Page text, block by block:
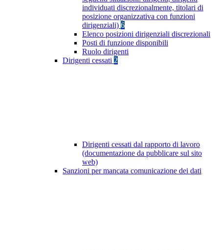
individuati discrezionalmente, titolari di
posizione organizzativa con funzioni
dirigenziali) 6
Elenco posizioni dirigenziali discrezionali
Posti di funzione disponibili
Ruolo dirigenti
Dirigenti cessati 2
Dirigenti cessati dal rapporto di lavoro
(documentazione da pubblicare sul sito
web)
Sanzioni per mancata comunicazione dei dati